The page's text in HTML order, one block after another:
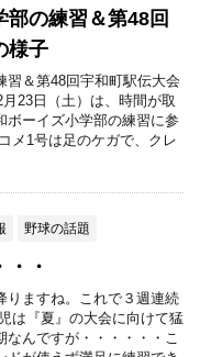
の練習＆第48回
様子
習＆第48回宇和町駅伝大会
23日（土）は、時間が取
ボーイズ小学部の練習に参
メ1号は足のケガで、クレ
野球の話題
・
りますね。これで３週連続
は『夏』の大会に向けて猛
なんですが・・・・・・こ